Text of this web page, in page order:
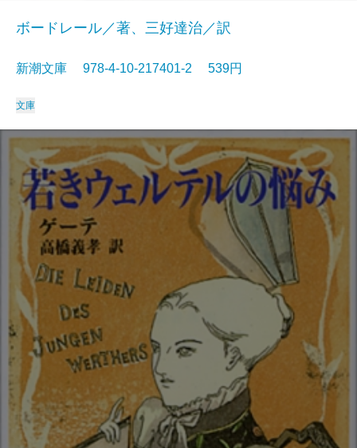
ボードレール／著、三好達治／訳
新潮文庫 978-4-10-217401-2 539円
文庫